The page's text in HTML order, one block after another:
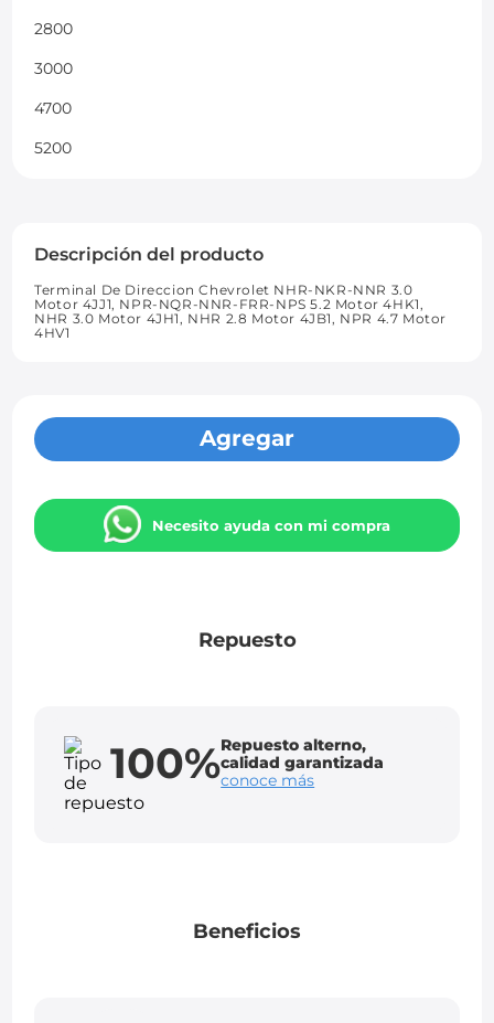
2800
3000
4700
5200
Descripción del producto
Terminal De Direccion Chevrolet NHR-NKR-NNR 3.0
Motor 4JJ1, NPR-NQR-NNR-FRR-NPS 5.2 Motor 4HK1,
NHR 3.0 Motor 4JH1, NHR 2.8 Motor 4JB1, NPR 4.7 Motor
4HV1
Agregar
Necesito ayuda con mi compra
Repuesto
100%Repuesto alterno,
calidad garantizada
conoce más
Beneficios